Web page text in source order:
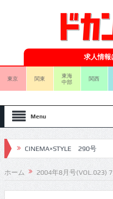
求人情報
東京 関東
東海
中部
関西
Menu
CINEMA×STYLE 290号
CINEMA×STYLE 289号
CINEMA×STYLE 288号
ホーム 2004年8月号(VOL.023)